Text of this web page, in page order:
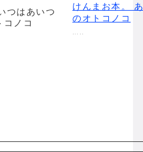
けんまお本。
のオトコノコ
…..